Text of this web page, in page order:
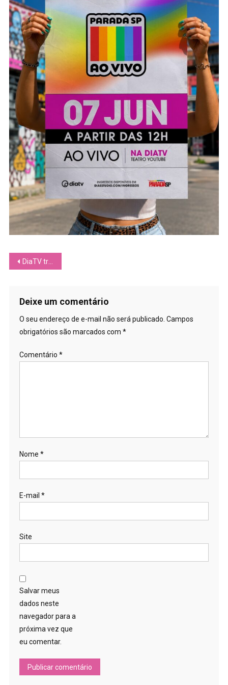
Navegação
Post
DiaTV transmite oficialmente a 30ª Parada do Orgulho LGBTQIAPN+ de São Paulo
Deixe um comentário
O seu endereço de e-mail não será publicado. Campos
obrigatórios são marcados com *
Comentário *
Nome *
E-mail *
Site
Salvar meus
dados neste
navegador para a
próxima vez que
eu comentar.